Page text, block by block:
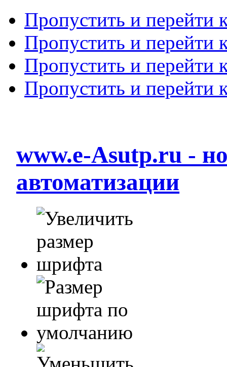
Пропустить и перейти
Пропустить и перейти
Пропустить и перейти
Пропустить и перейти
www.e-Asutp.ru -
автоматизации